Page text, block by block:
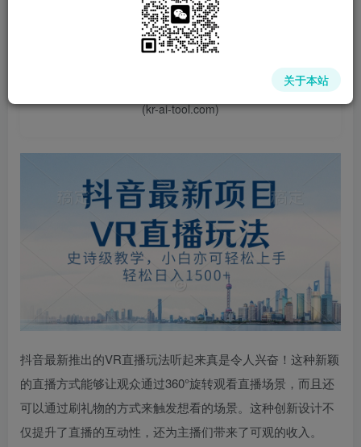
📌 1000➕互联网副业项目教程，更多网赚项目，点击以下
链接进入本站首页：
中赚网 - 分享各大收费VIP网赚项目和创业教程 - 狂人资源
(kr-ai-tool.com)
抖音最新推出的VR直播玩法听起来真是令人兴奋！这种新颖
的直播方式能够让观众通过360°旋转观看直播场景，而且还
可以通过刷礼物的方式来触发想看的场景。这种创新设计不
仅提升了直播的互动性，还为主播们带来了可观的收入。
关于本站